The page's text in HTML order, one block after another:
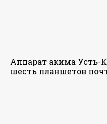
Аппарат акима Усть-
шесть планшетов